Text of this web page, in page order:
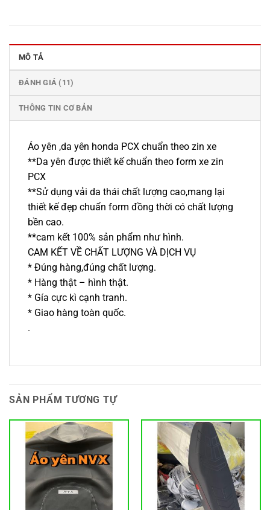
MÔ TẢ
ĐÁNH GIÁ (11)
THÔNG TIN CƠ BẢN
Áo yên ,da yên honda PCX chuẩn theo zin xe
**Da yên được thiết kế chuẩn theo form xe zin
PCX
**Sử dụng vải da thái chất lượng cao,mang lại
thiết kế đẹp chuẩn form đồng thời có chất lượng
bền cao.
**cam kết 100% sản phẩm như hình.
CAM KẾT VỀ CHẤT LƯỢNG VÀ DỊCH VỤ
* Đúng hàng,đúng chất lượng.
* Hàng thật – hình thật.
* Gía cực kì cạnh tranh.
* Giao hàng toàn quốc.
.
SẢN PHẨM TƯƠNG TỰ